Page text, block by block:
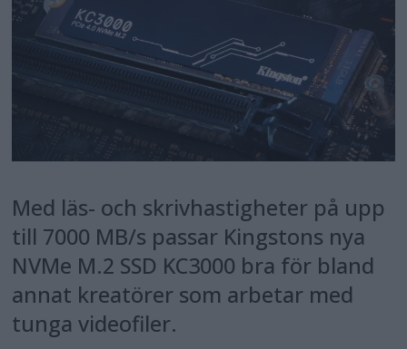
Med läs- och skrivhastigheter på upp
till 7000 MB/s passar Kingstons nya
NVMe M.2 SSD KC3000 bra för bland
annat kreatörer som arbetar med
tunga videofiler.